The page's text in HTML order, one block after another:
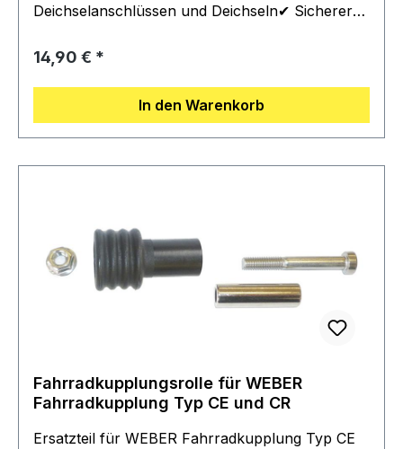
Deichselanschlüssen und Deichseln✔ Sicherer
Sicherung der Deichsel ⚠ Wichtiger Hinweis:🔹
werden.🔹 Der Tauschpreis beträgt 28,50 (inkl.
Schloss, Tausch und Porto).🔹 Bitte senden Sie
die Deichsel oder den Deichselanschluss zur
Durchführung des Tauschs ein. Adresse:Weber
Regulärer Preis:
14,90 €
In den Warenkorb
Fahrradkupplungsrolle für WEBER
Fahrradkupplung Typ CE und CR
Ersatzteil für WEBER Fahrradkupplung Typ CE